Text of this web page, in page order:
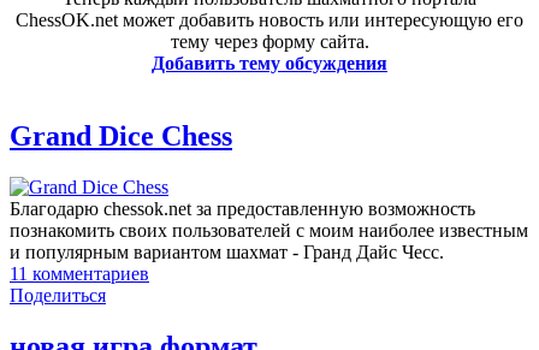
ChessOK.net может добавить новость или интересующую его
тему через форму сайта.
Добавить тему обсуждения
Grand Dice Chess
Благодарю chessok.net за предоставленную возможность
познакомить своих пользователей с моим наиболее известным
и популярным вариантом шахмат - Гранд Дайс Чесс.
11 комментариев
Поделиться